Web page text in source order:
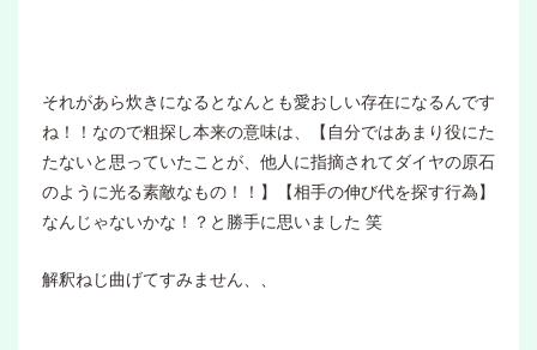
それがあら炊きになるとなんとも愛おしい存在になるんです
ね！！なので粗探し本来の意味は、【自分ではあまり役にた
たないと思っていたことが、他人に指摘されてダイヤの原石
のように光る素敵なもの！！】【相手の伸び代を探す行為】
なんじゃないかな！？と勝手に思いました 笑
解釈ねじ曲げてすみません、、